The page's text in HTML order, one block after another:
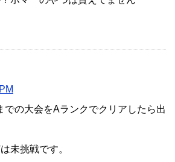
での大会をAランクでクリアしたら出
未挑戦です。